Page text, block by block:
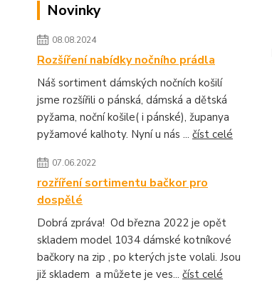
Novinky
08.08.2024
Rozšíření nabídky nočního prádla
Náš sortiment dámských nočních košilí
jsme rozšířili o pánská, dámská a dětská
pyžama, noční košile( i pánské), županya
pyžamové kalhoty. Nyní u nás ... číst celé
07.06.2022
rozříření sortimentu bačkor pro
dospělé
Dobrá zpráva! Od března 2022 je opět
skladem model 1034 dámské kotníkové
bačkory na zip , po kterých jste volali. Jsou
již skladem a můžete je ves... číst celé